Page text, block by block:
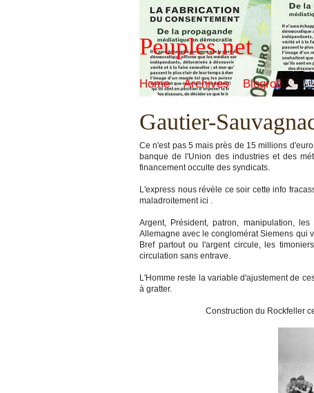
Peuples.net
Home Archives Blogroll
Gautier-
Ce n'est pas 5 mais près de 15 millions
banque de l'Union des industries et des
financement occulte des syndicats.
L'express nous révèle ce soir cette info
maladroitement ici .
Argent, Président, patron, manipulation,
Allemagne avec le conglomérat Siemens qui
Bref partout ou l'argent circule, les
circulation sans entrave.
L'Homme reste la variable d'ajustement de
à gratter.
Construction du Rockfeller